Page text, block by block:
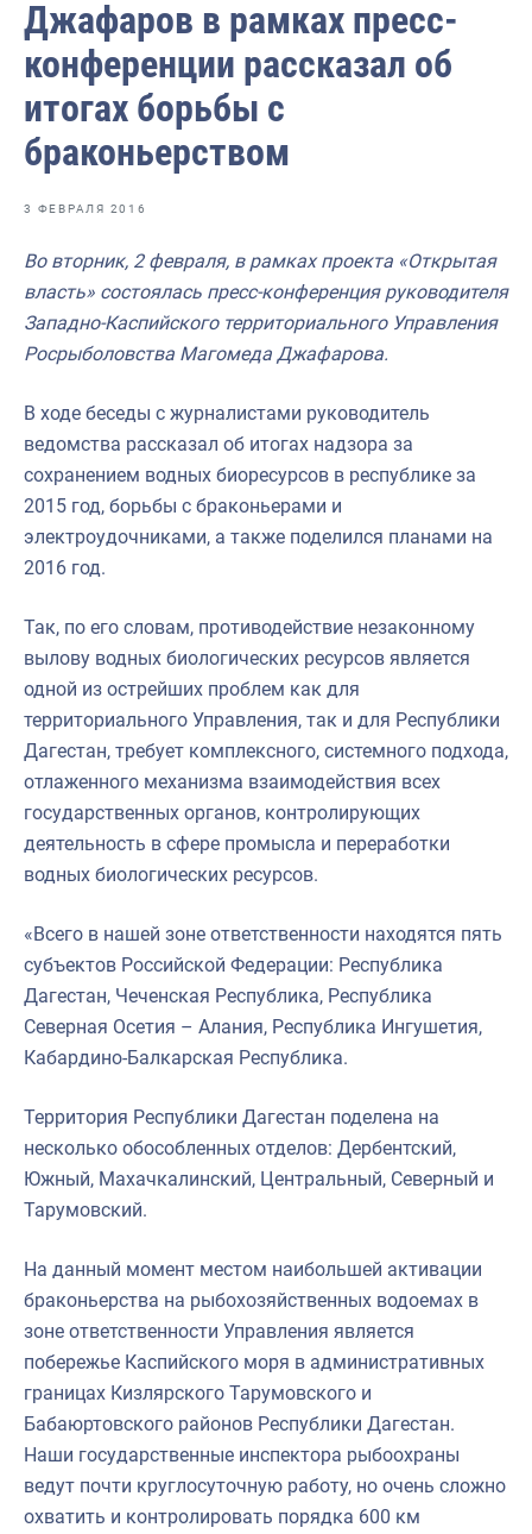
Отраслевые СМИ
Выставки и конференции
Научно-практическая литература
Рыбоохрана России
Большая африканская экспедиция
Укрепление духовно-нравственных ценностей
Джафаров в рамках пресс-
конференции рассказал об
итогах борьбы с
браконьерством
3 ФЕВРАЛЯ 2016
Во вторник, 2 февраля, в рамках проекта «Открытая
власть» состоялась пресс-конференция руководителя
Западно-Каспийского территориального Управления
Росрыболовства Магомеда Джафарова.
В ходе беседы с журналистами руководитель
ведомства рассказал об итогах надзора за
сохранением водных биоресурсов в республике за
2015 год, борьбы с браконьерами и
электроудочниками, а также поделился планами на
2016 год.
Так, по его словам, противодействие незаконному
вылову водных биологических ресурсов является
одной из острейших проблем как для
территориального Управления, так и для Республики
Дагестан, требует комплексного, системного подхода,
отлаженного механизма взаимодействия всех
государственных органов, контролирующих
деятельность в сфере промысла и переработки
водных биологических ресурсов.
«Всего в нашей зоне ответственности находятся пять
субъектов Российской Федерации: Республика
Дагестан, Чеченская Республика, Республика
Северная Осетия – Алания, Республика Ингушетия,
Кабардино-Балкарская Республика.
Территория Республики Дагестан поделена на
несколько обособленных отделов: Дербентский,
Южный, Махачкалинский, Центральный, Северный и
Тарумовский.
На данный момент местом наибольшей активации
браконьерства на рыбохозяйственных водоемах в
зоне ответственности Управления является
побережье Каспийского моря в административных
границах Кизлярского Тарумовского и
Бабаюртовского районов Республики Дагестан.
Наши государственные инспектора рыбоохраны
ведут почти круглосуточную работу, но очень сложно
охватить и контролировать порядка 600 км